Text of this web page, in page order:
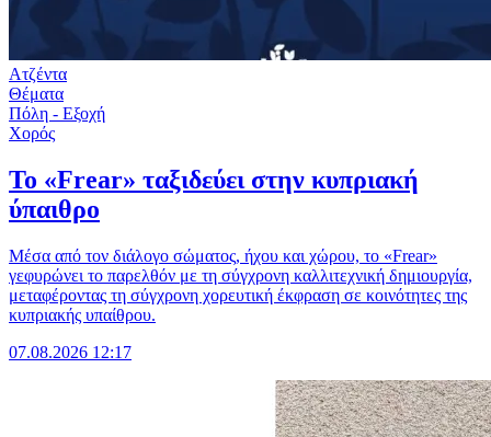
Ατζέντα
Θέματα
Πόλη - Εξοχή
Χορός
To «Frear» ταξιδεύει στην κυπριακή
ύπαιθρο
Μέσα από τον διάλογο σώματος, ήχου και χώρου, το «Frear»
γεφυρώνει το παρελθόν με τη σύγχρονη καλλιτεχνική δημιουργία,
μεταφέροντας τη σύγχρονη χορευτική έκφραση σε κοινότητες της
κυπριακής υπαίθρου.
07.08.2026 12:17